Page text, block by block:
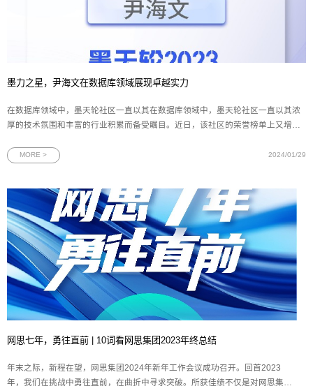
墨力之星，尹海文在数据库领域展现卓越实力
在数据库领域中，墨天轮社区一直以其在数据库领域中，墨天轮社区一直以其浓
厚的技术氛围和丰富的行业积累而备受瞩目。近日，该社区的荣誉榜单上又增添
深度与广度、在墨天轮社区的高度贡献和专家评委的一致好评，尹海文先生荣获
MORE > 2024/01/29
网思七年，勇往直前 | 10词看网思集团2023年终总结
年末之际，新程在望，网思集团2024年新年工作会议成功召开。回首2023
年，我们在挑战中勇往直前，在曲折中寻求突破。所获佳绩不仅是对网思集团